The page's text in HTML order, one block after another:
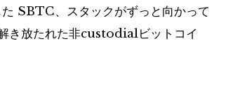
SBTC、スタックがずっと向かって
き放たれた非custodialビットコイ